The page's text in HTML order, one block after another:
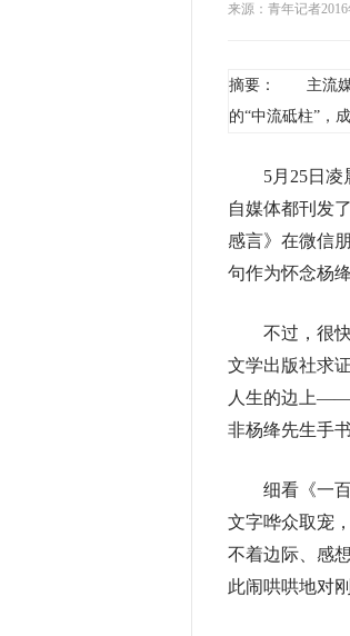
来源：青年记者
摘要： 主流媒
的“中流砥柱”，
5月25日凌晨
自媒体都刊发
感言》在微信
句作为怀念杨
不过，很快
文学出版社求
人生的边上——
非杨绛先生手
细看《一百岁
文字哗众取宠
不着边际、感
此闹哄哄地对